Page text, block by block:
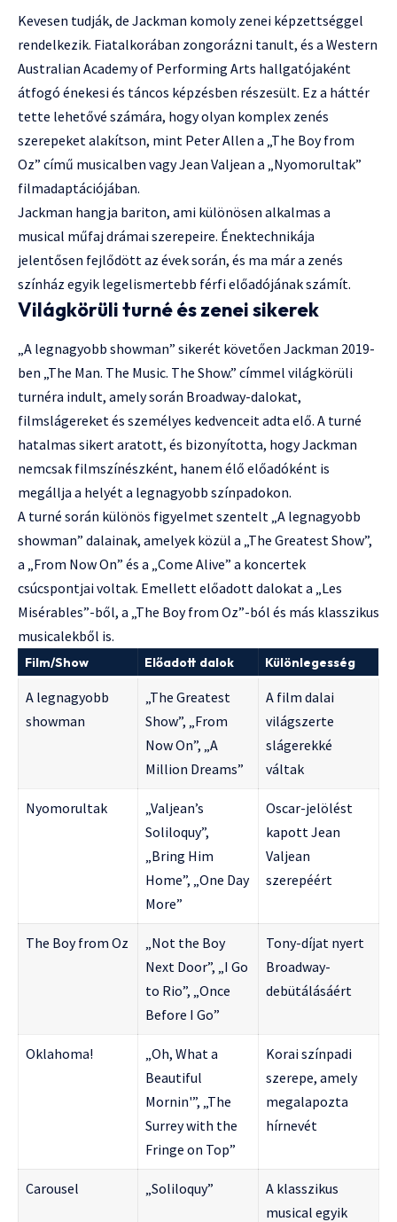
Kevesen tudják, de Jackman komoly zenei képzettséggel
rendelkezik. Fiatalkorában zongorázni tanult, és a Western
Australian Academy of Performing Arts hallgatójaként
átfogó énekesi és táncos képzésben részesült. Ez a háttér
tette lehetővé számára, hogy olyan komplex zenés
szerepeket alakítson, mint Peter Allen a „The Boy from
Oz” című musicalben vagy Jean Valjean a „Nyomorultak”
filmadaptációjában.
Jackman hangja bariton, ami különösen alkalmas a
musical műfaj drámai szerepeire. Énektechnikája
jelentősen fejlődött az évek során, és ma már a zenés
színház egyik legelismertebb férfi előadójának számít.
Világkörüli turné és zenei sikerek
„A legnagyobb showman” sikerét követően Jackman 2019-
ben „The Man. The Music. The Show.” címmel világkörüli
turnéra indult, amely során Broadway-dalokat,
filmslágereket és személyes kedvenceit adta elő. A turné
hatalmas sikert aratott, és bizonyította, hogy Jackman
nemcsak filmszínészként, hanem élő előadóként is
megállja a helyét a legnagyobb színpadokon.
A turné során különös figyelmet szentelt „A legnagyobb
showman” dalainak, amelyek közül a „The Greatest Show”,
a „From Now On” és a „Come Alive” a koncertek
csúcspontjai voltak. Emellett előadott dalokat a „Les
Misérables”-ből, a „The Boy from Oz”-ból és más klasszikus
musicalekből is.
Film/Show Előadott dalok Különlegesség
A legnagyobb
showman
„The Greatest
Show”, „From
Now On”, „A
Million Dreams”
A film dalai
világszerte
slágerekké
váltak
Nyomorultak
„Valjean’s
Soliloquy”,
„Bring Him
Home”, „One Day
More”
Oscar-jelölést
kapott Jean
Valjean
szerepéért
The Boy from Oz
„Not the Boy
Next Door”, „I Go
to Rio”, „Once
Before I Go”
Tony-díjat nyert
Broadway-
debütálásáért
Oklahoma!
„Oh, What a
Beautiful
Mornin'”, „The
Surrey with the
Fringe on Top”
Korai színpadi
szerepe, amely
megalapozta
hírnevét
Carousel „Soliloquy”
A klasszikus
musical egyik